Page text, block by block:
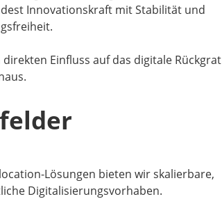
Innovationskraft mit Stabilität und
Einfluss auf das digitale Rückgrat
Lösungen bieten wir skalierbare,
Digitalisierungsvorhaben.